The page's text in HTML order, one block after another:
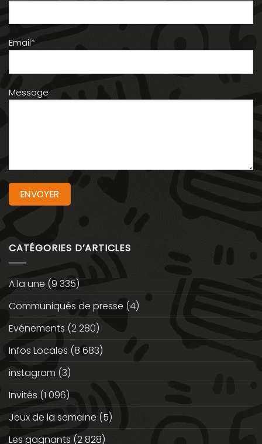
Email*
Message
CATÉGORIES D’ARTICLES
A la une (9 335)
Communiqués de presse (4)
Evénements (2 280)
Infos Locales (8 683)
instagram (3)
Invités (1 096)
Jeux de la semaine (5)
Les gagnants (2 828)